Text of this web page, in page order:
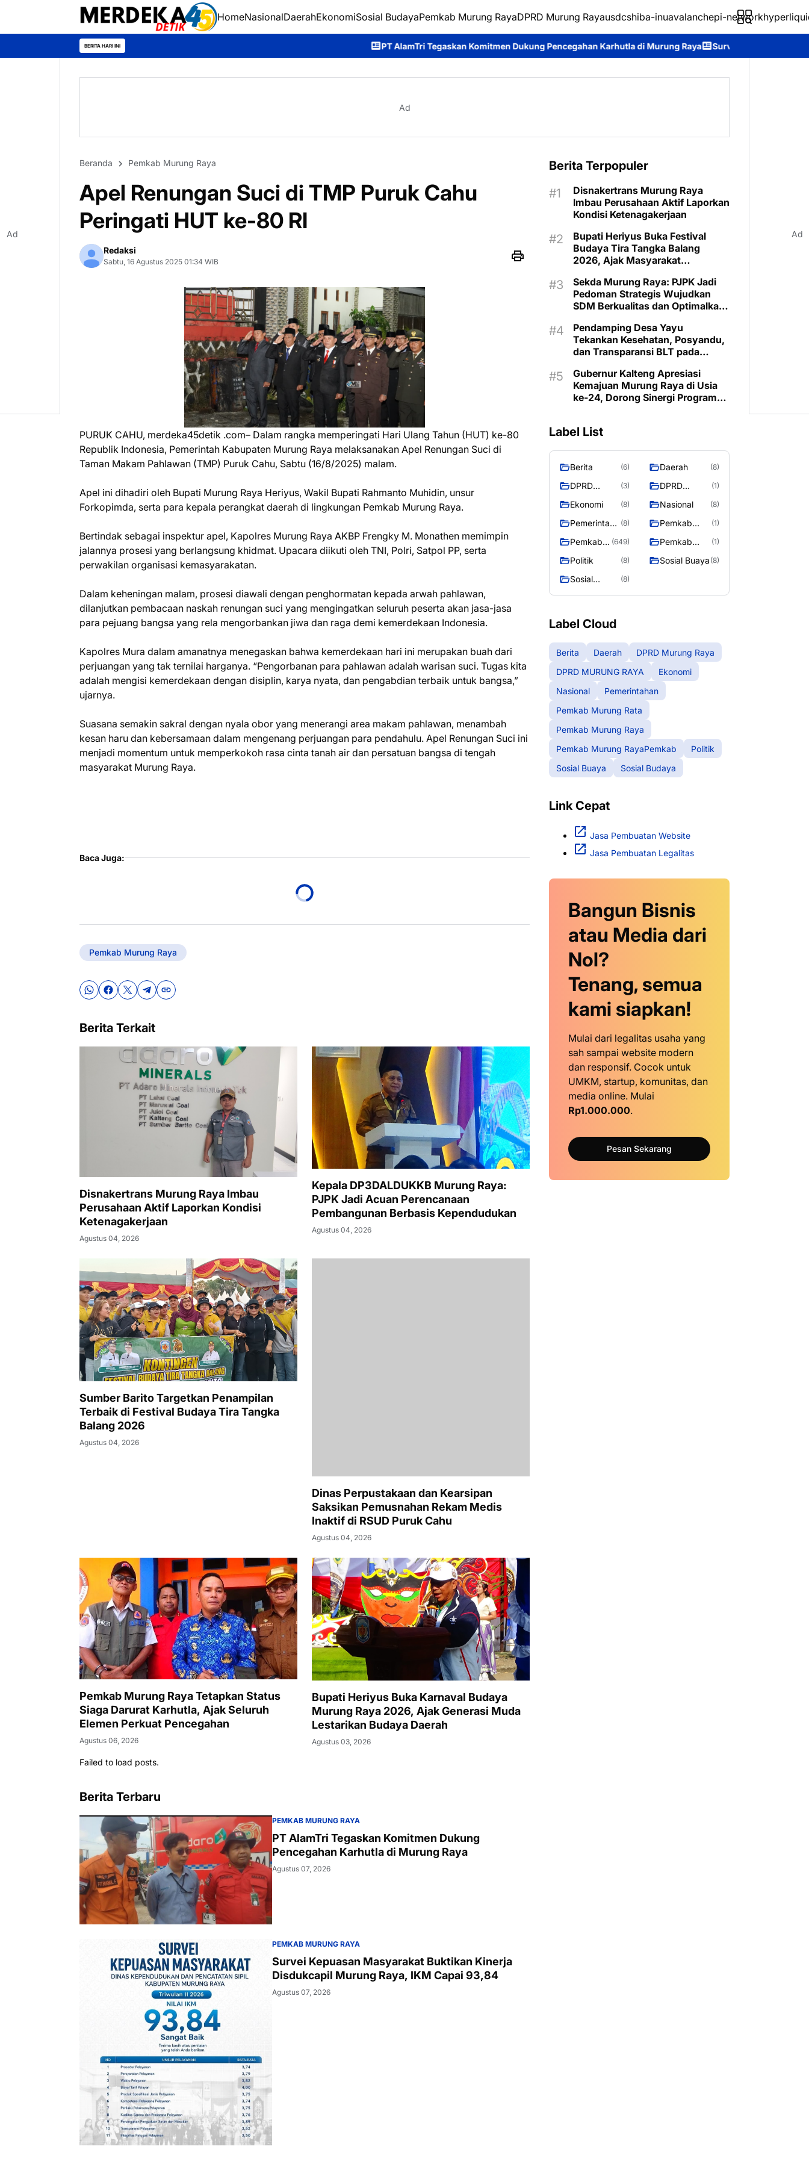
HomeNasionalDaerahEkonomiSosial BudayaPemkab Murung RayaDPRD Murung Rayausdcshiba-inuavalanchepi-network
BERITA HARI INI PT AlamTri Tegaskan Komitmen Dukung Pencegahan Karhutla di Murung Raya Survei Kepuasan Masyarakat Buktikan Kinerja
Ad
Beranda Pemkab Murung Raya
Apel Renungan Suci di TMP Puruk Cahu
Peringati HUT ke-80 RI
Redaksi
Sabtu, 16 Agustus 2025 01:34 WIB
PURUK CAHU, merdeka45detik .com– Dalam rangka memperingati Hari Ulang Tahun (HUT) ke-80
Republik Indonesia, Pemerintah Kabupaten Murung Raya melaksanakan Apel Renungan Suci di
Taman Makam Pahlawan (TMP) Puruk Cahu, Sabtu (16/8/2025) malam.
Apel ini dihadiri oleh Bupati Murung Raya Heriyus, Wakil Bupati Rahmanto Muhidin, unsur
Forkopimda, serta para kepala perangkat daerah di lingkungan Pemkab Murung Raya.
Bertindak sebagai inspektur apel, Kapolres Murung Raya AKBP Frengky M. Monathen memimpin
jalannya prosesi yang berlangsung khidmat. Upacara diikuti oleh TNI, Polri, Satpol PP, serta
perwakilan organisasi kemasyarakatan.
Dalam keheningan malam, prosesi diawali dengan penghormatan kepada arwah pahlawan,
dilanjutkan pembacaan naskah renungan suci yang mengingatkan seluruh peserta akan jasa-jasa
para pejuang bangsa yang rela mengorbankan jiwa dan raga demi kemerdekaan Indonesia.
Kapolres Mura dalam amanatnya menegaskan bahwa kemerdekaan hari ini merupakan buah dari
perjuangan yang tak ternilai harganya. “Pengorbanan para pahlawan adalah warisan suci. Tugas kita
adalah mengisi kemerdekaan dengan disiplin, karya nyata, dan pengabdian terbaik untuk bangsa,”
ujarnya.
Suasana semakin sakral dengan nyala obor yang menerangi area makam pahlawan, menambah
kesan haru dan kebersamaan dalam mengenang perjuangan para pendahulu. Apel Renungan Suci ini
menjadi momentum untuk memperkokoh rasa cinta tanah air dan persatuan bangsa di tengah
masyarakat Murung Raya.
Baca Juga:
Pemkab Murung Raya
Berita Terkait
Disnakertrans Murung Raya Imbau
Perusahaan Aktif Laporkan Kondisi
Ketenagakerjaan
Agustus 04, 2026
Kepala DP3DALDUKKB Murung Raya:
PJPK Jadi Acuan Perencanaan
Pembangunan Berbasis Kependudukan
Agustus 04, 2026
Sumber Barito Targetkan Penampilan
Terbaik di Festival Budaya Tira Tangka
Balang 2026
Agustus 04, 2026
Dinas Perpustakaan dan Kearsipan
Saksikan Pemusnahan Rekam Medis
Inaktif di RSUD Puruk Cahu
Agustus 04, 2026
Pemkab Murung Raya Tetapkan Status
Siaga Darurat Karhutla, Ajak Seluruh
Elemen Perkuat Pencegahan
Agustus 06, 2026
Bupati Heriyus Buka Karnaval Budaya
Murung Raya 2026, Ajak Generasi Muda
Lestarikan Budaya Daerah
Agustus 03, 2026
Failed to load posts.
Berita Terbaru
PEMKAB MURUNG RAYA
PT AlamTri Tegaskan Komitmen Dukung
Pencegahan Karhutla di Murung Raya
Agustus 07, 2026
PEMKAB MURUNG RAYA
Survei Kepuasan Masyarakat Buktikan Kinerja
Disdukcapil Murung Raya, IKM Capai 93,84
Agustus 07, 2026
Berita Terpopuler
Disnakertrans Murung Raya
Imbau Perusahaan Aktif Laporkan
Kondisi Ketenagakerjaan
Bupati Heriyus Buka Festival
Budaya Tira Tangka Balang
2026, Ajak Masyarakat
Sekda Murung Raya: PJPK Jadi
Pedoman Strategis Wujudkan
SDM Berkualitas dan Optimalkan
Pendamping Desa Yayu
Tekankan Kesehatan, Posyandu,
dan Transparansi BLT pada
Gubernur Kalteng Apresiasi
Kemajuan Murung Raya di Usia
ke-24, Dorong Sinergi Program
Label List
Berita (6) Daerah (8)
DPRD
Raya
(3)
DPRD
RAYA
(1)
Ekonomi (8) Nasional (8)
Pemerintaha (8)
Pemkab
(1)
Pemkab
Raya
(649)
Pemkab
RayaPemka
(1)
Politik (8) Sosial Buaya (8)
Sosial
(8)
Label Cloud
Berita Daerah
DPRD Murung Raya
DPRD MURUNG RAYA
Ekonomi
Nasional
Pemerintahan
Pemkab Murung Rata
Pemkab Murung Raya
Pemkab Murung RayaPemkab
Politik
Sosial Buaya
Sosial Budaya
Link Cepat
Jasa Pembuatan Website
Jasa Pembuatan Legalitas
Bangun Bisnis
atau Media dari
Nol?
Tenang, semua
kami siapkan!
Mulai dari legalitas usaha yang
sah sampai website modern
dan responsif. Cocok untuk
UMKM, startup, komunitas, dan
media online. Mulai
Rp1.000.000.
Pesan Sekarang
Ad Ad